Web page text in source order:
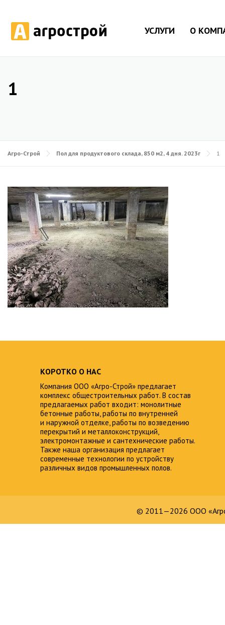
УСЛУГИ О
1
Агро-Строй Пол для продуктового склада, 850 м2, 4 дня. 2023г 1
КОРОТКО О НАС
Компания ООО «Агро-Строй» предлагает
комплекс общестроительных работ. В состав
предлагаемых работ входит: монолитные
бетонные работы, работы по внутренней
и наружной отделке, работы по возведению
перекрытий и металлоконструкций,
электромонтажные и сантехнические работы.
Также наша организация предлагает
современные технологии по устройству
различных видов промышленных полов.
© 2011—2026 ООО